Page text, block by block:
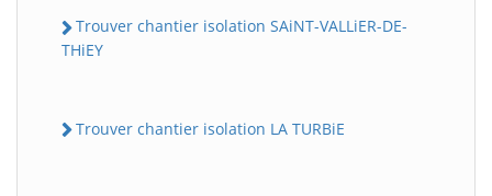
Trouver chantier isolation SAiNT-VALLiER-DE-
THiEY
Trouver chantier isolation LA TURBiE